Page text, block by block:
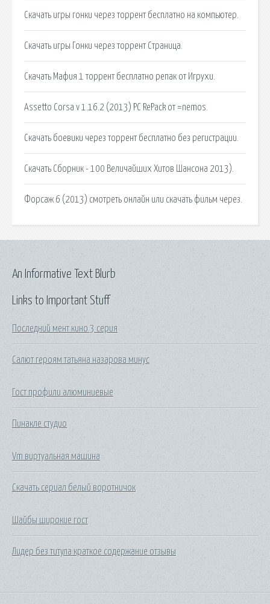
Скачать игры гонки через торрент бесплатно на компьютер.
Скачать игры Гонки через торрент Страница.
Скачать Мафия 1 торрент бесплатно репак от Игрухи.
Assetto Corsa v 1.16.2 (2013) PC RePack от =nemos.
Скачать боевики через торрент бесплатно без регистрации.
Скачать Сборник - 100 Величайших Хитов Шансона 2013).
Форсаж 6 (2013) смотреть онлайн или скачать фильм через.
Links to Important Stuff
Последний мент кино 3 серия
Салют героям татьяна назарова минус
Гост профили алюминиевые
Пинакле студио
Vm виртуальная машина
Скачать сериал белый воротничок
Шайбы широкие гост
Лидер без титула краткое содержание отзывы
An Informative Text Blurb